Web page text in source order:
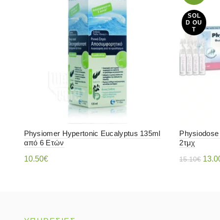
Physiomer Hypertonic Eucalyptus 135ml
από 6 Ετών
10.50€
SOL
D OU
T
2τμχ
15.10€